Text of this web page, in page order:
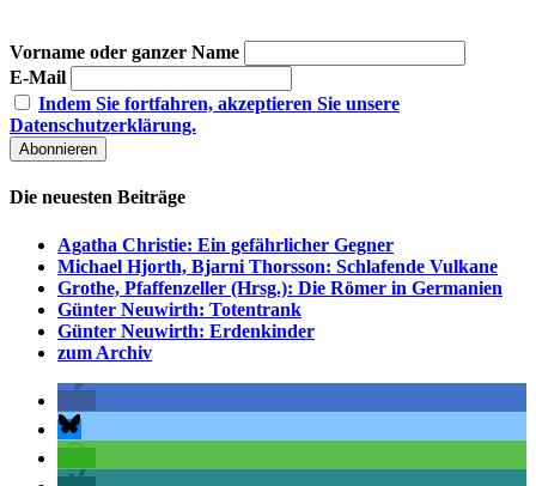
Vorname oder ganzer Name
E-Mail
Indem Sie fortfahren, akzeptieren Sie unsere
Datenschutzerklärung.
Die neuesten Beiträge
Agatha Christie: Ein gefährlicher Gegner
Michael Hjorth, Bjarni Thorsson: Schlafende Vulkane
Grothe, Pfaffenzeller (Hrsg.): Die Römer in Germanien
Günter Neuwirth: Totentrank
Günter Neuwirth: Erdenkinder
zum Archiv